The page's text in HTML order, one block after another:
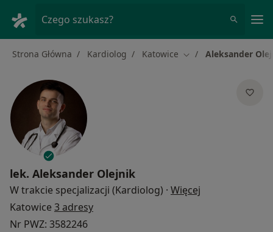
Czego szukasz?
Strona Główna Kardiolog Katowice Zmień miasto
Aleksander
lek. Aleksander Olejnik
W trakcie specjalizacji (Kardiolog) · Więcej
Katowice 3 adresy
Nr PWZ: 3582246